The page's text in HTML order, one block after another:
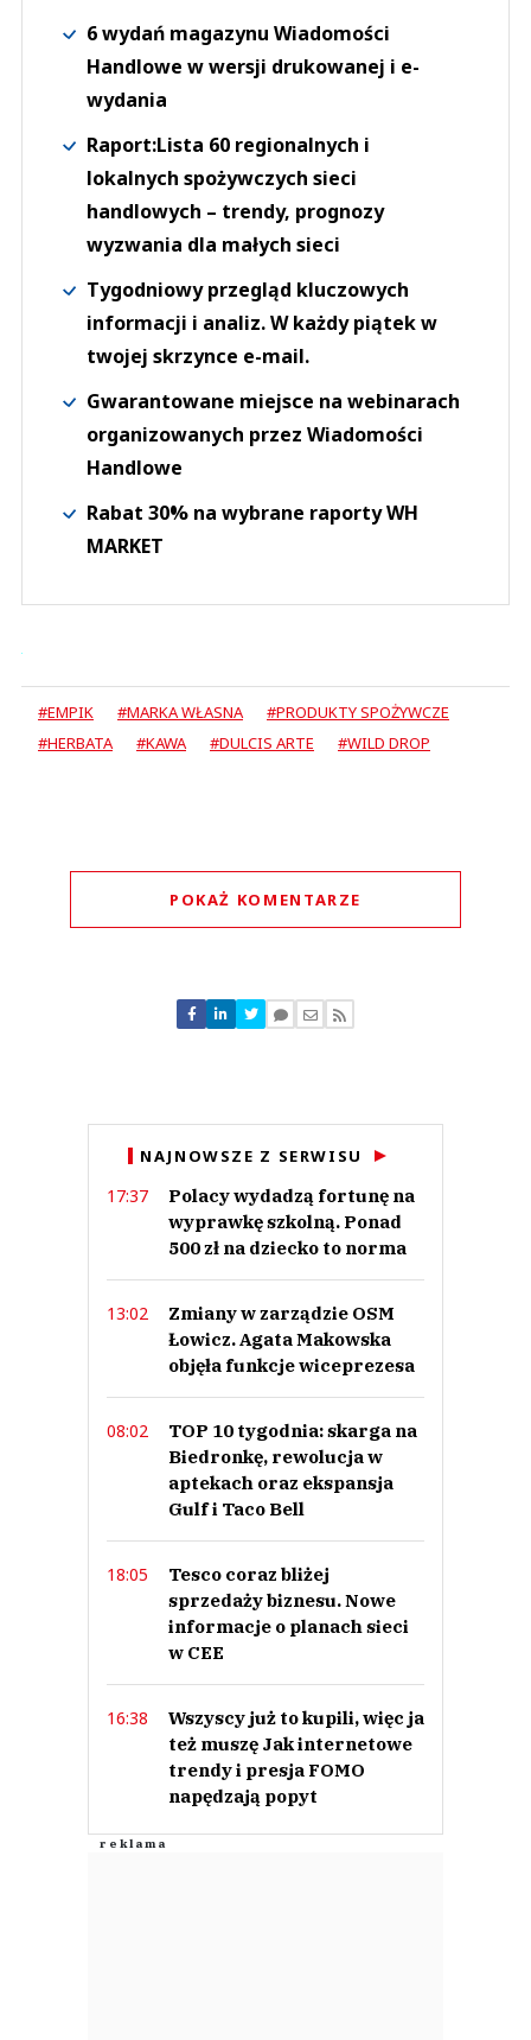
6 wydań magazynu Wiadomości
Handlowe w wersji drukowanej i e-
wydania
Raport:Lista 60 regionalnych i
lokalnych spożywczych sieci
handlowych – trendy, prognozy
wyzwania dla małych sieci
Tygodniowy przegląd kluczowych
informacji i analiz. W każdy piątek w
twojej skrzynce e-mail.
Gwarantowane miejsce na webinarach
organizowanych przez Wiadomości
Handlowe
Rabat 30% na wybrane raporty WH
MARKET
#EMPIK #MARKA WŁASNA
#PRODUKTY SPOŻYWCZE
#HERBATA
#KAWA #DULCIS ARTE #WILD DROP
POKAŻ KOMENTARZE
Nie znaleziono komentarzy
Zostaw swoje komentarze
NAJNOWSZE Z SERWISU
17:37
Polacy wydadzą fortunę na
wyprawkę szkolną. Ponad
500 zł na dziecko to norma
13:02
Zmiany w zarządzie OSM
Łowicz. Agata Makowska
objęła funkcje wiceprezesa
08:02
TOP 10 tygodnia: skarga na
Biedronkę, rewolucja w
aptekach oraz ekspansja
Gulf i Taco Bell
18:05
Tesco coraz bliżej
sprzedaży biznesu. Nowe
informacje o planach sieci
w CEE
16:38
Wszyscy już to kupili, więc ja
też muszę Jak internetowe
trendy i presja FOMO
napędzają popyt